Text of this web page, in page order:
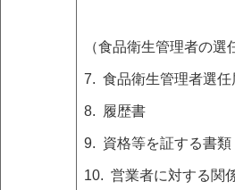
（食品衛生管理者の選
7. 食品衛生管理者選任
8. 履歴書
9. 資格等を証する書類
10. 営業者に対する関